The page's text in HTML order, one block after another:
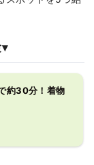
約30分！着物